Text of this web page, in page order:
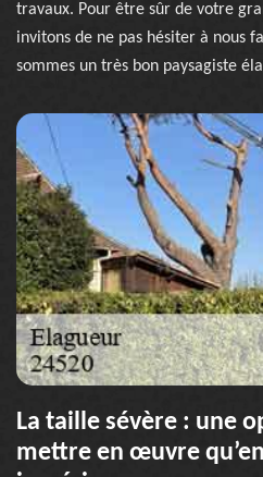
travaux. Pour être sûr de votre
invitons de ne pas hésiter à nous
sommes un très bon paysagiste
La taille sévère : une
mettre en œuvre